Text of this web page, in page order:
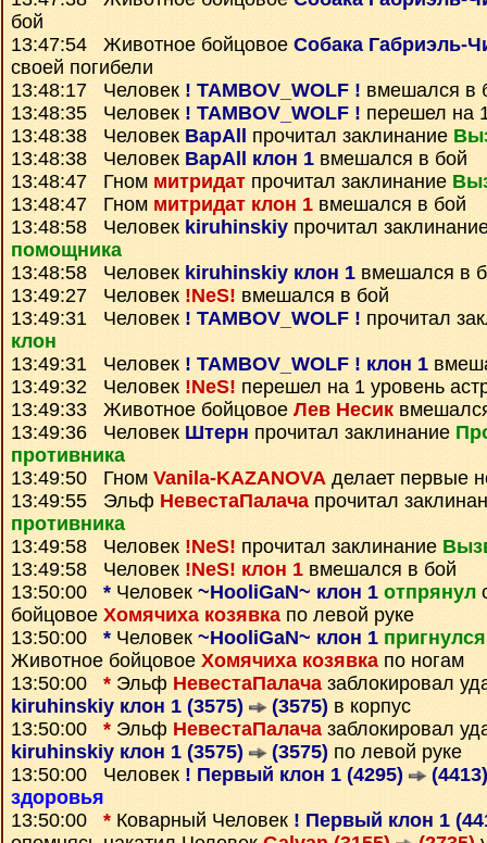
бой
13:47:54 Животное бойцовое Собака Габриэль-
своей погибели
13:48:17 Человек ! TAMBOV_WOLF ! вмешался в
13:48:35 Человек ! TAMBOV_WOLF ! перешел на
13:48:38 Человек BapAll прочитал заклинание
13:48:38 Человек BapAll клон 1 вмешался в бой
13:48:47 Гном митридат прочитал заклинание
13:48:47 Гном митридат клон 1 вмешался в бой
13:48:58 Человек kiruhinskiy прочитал
помощника
13:48:58 Человек kiruhinskiy клон 1 вмешался в
13:49:27 Человек !NeS! вмешался в бой
13:49:31 Человек ! TAMBOV_WOLF ! прочитал
клон
13:49:31 Человек ! TAMBOV_WOLF ! клон 1
13:49:32 Человек !NeS! перешел на 1 уровень
13:49:33 Животное бойцовое Лев Несик
13:49:36 Человек Штерн прочитал заклинание
противника
13:49:50 Гном Vanila-KAZANOVA делает первые
13:49:55 Эльф НевестаПалачапрочитал
противника
13:49:58 Человек !NeS! прочитал заклинание
13:49:58 Человек !NeS! клон 1 вмешался в бой
13:50:00 * Человек ~HooliGaN~ клон 1 отпрянул
бойцовое Хомячиха козявка по левой руке
13:50:00 * Человек ~HooliGaN~ клон 1 пригнулся
Животное бойцовое Хомячиха козявкапо ногам
13:50:00 * Эльф НевестаПалачазаблокировал
kiruhinskiy клон 1 (3575)
(3575) в корпус
13:50:00 * Эльф НевестаПалачазаблокировал
kiruhinskiy клон 1 (3575)
(3575) по левой руке
13:50:00 Человек ! Первый клон 1 (4295)
(4413)
здоровья
13:50:00 * Коварный Человек ! Первый клон 1